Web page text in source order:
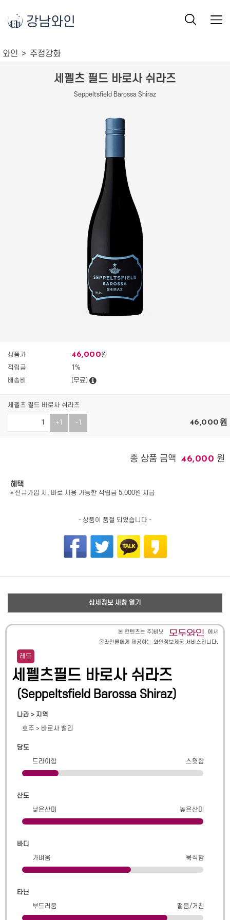
강남와인
와인 주정강화
세펠츠 필드 바로사 쉬라즈
Seppeltsfield Barossa Shiraz
상품가 46,000원
적립금
1%
배송비
(무료)
세펠츠 필드 바로사 쉬라즈
+1 -1 46,000원
총 상품 금액 46,000 원
혜택
* 신규가입 시, 바로 사용 가능한 적립금 5,000원 지급
- 상품이 품절 되었습니다 -
상세정보 새창 열기
본 컨텐츠는 주)비닛
에서
온라인몰에게 제공하는 와인정보제공 서비스입니다.
레드
세펠츠필드 바로사 쉬라즈
(Seppeltsfield Barossa Shiraz)
나라 > 지역
호주 > 바로사 밸리
당도
드라이함
스윗함
산도
낮은산미
높은산미
바디
가벼움
묵직함
타닌
부드러움
떫음/거친